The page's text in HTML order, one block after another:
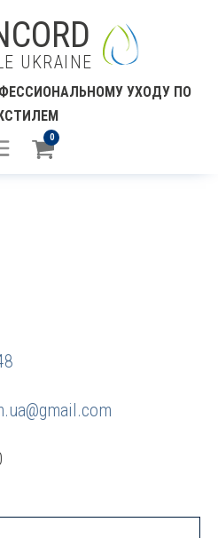
UKRAINE
УХОДУ ПО
0